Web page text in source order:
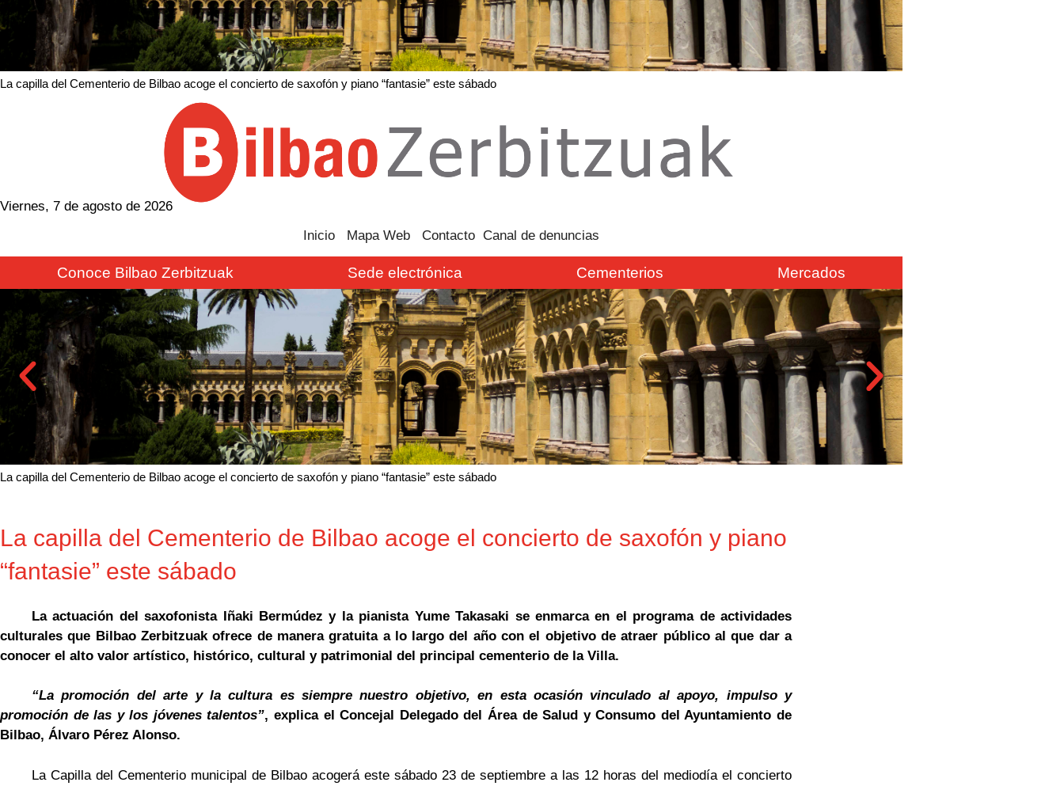
La capilla del Cementerio de Bilbao acoge el concierto de saxofón y piano “fantasie” este sábado
Viernes, 7 de agosto de 2026
Inicio Mapa Web Contacto Canal de denuncias
Conoce Bilbao Zerbitzuak Sede electrónica Cementerios Mercados
La capilla del Cementerio de Bilbao acoge el concierto de saxofón y piano “fantasie” este sábado
La capilla del Cementerio de Bilbao acoge el concierto de saxofón y piano
“fantasie” este sábado
La actuación del saxofonista Iñaki Bermúdez y la pianista Yume Takasaki se enmarca en el programa de actividades
culturales que Bilbao Zerbitzuak ofrece de manera gratuita a lo largo del año con el objetivo de atraer público al que dar a
conocer el alto valor artístico, histórico, cultural y patrimonial del principal cementerio de la Villa.
“La promoción del arte y la cultura es siempre nuestro objetivo, en esta ocasión vinculado al apoyo, impulso y
promoción de las y los jóvenes talentos”, explica el Concejal Delegado del Área de Salud y Consumo del Ayuntamiento de
Bilbao, Álvaro Pérez Alonso.
La Capilla del Cementerio municipal de Bilbao acogerá este sábado 23 de septiembre a las 12 horas del mediodía el concierto